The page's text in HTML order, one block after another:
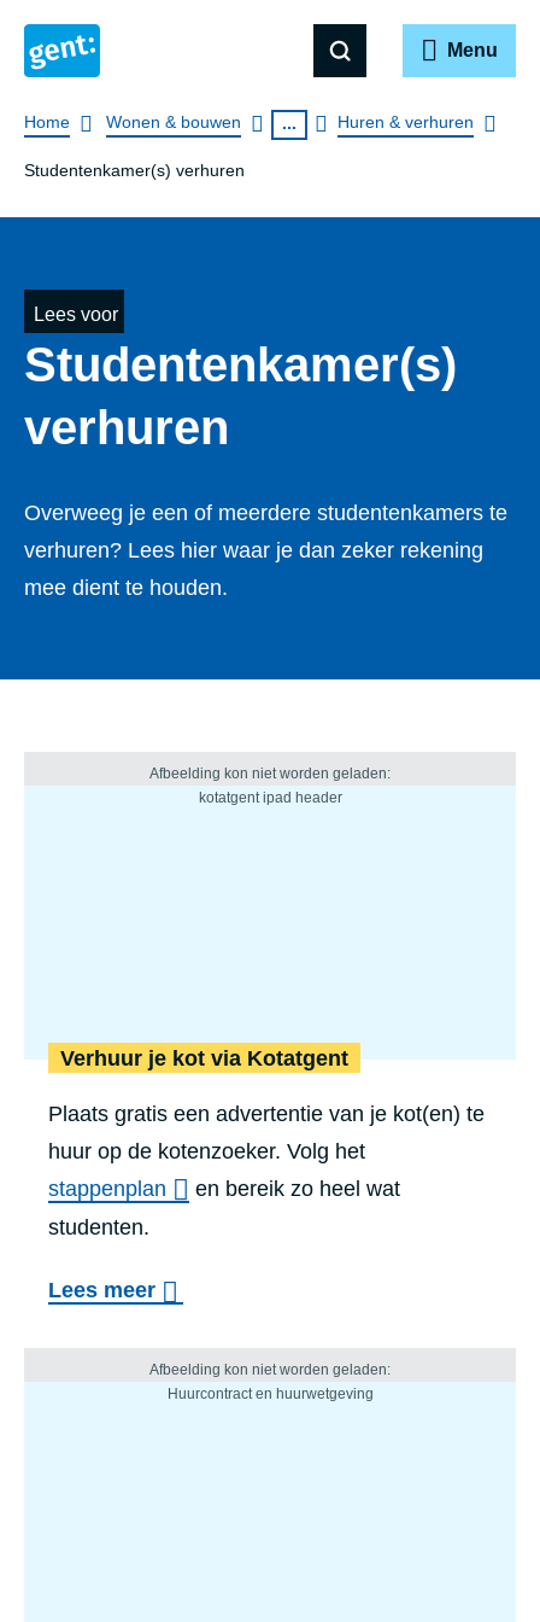
Menu
Breadcrumb
Home Wonen & bouwen ... Huren & verhuren
Studentenkamer(s) verhuren
Lees voor
Studentenkamer(s)
verhuren
Overweeg je een of meerdere studentenkamers te
verhuren? Lees hier waar je dan zeker rekening
mee dient te houden.
Verhuur je kot via Kotatgent
Plaats gratis een advertentie van je kot(en) te
huur op de kotenzoeker. Volg het
stappenplan
en bereik zo heel wat
studenten.
Lees meer